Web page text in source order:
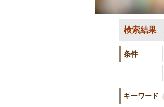
検索結果
条件
キーワード